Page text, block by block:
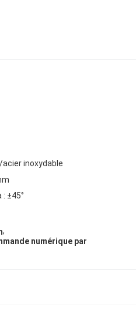
inoxydable
±45°
,
numérique par